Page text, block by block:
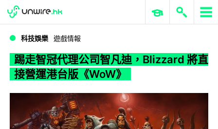
WWDC 2026 ERP 與商業 AI
科技娛樂 遊戲情報
踢走智冠代理公司智凡迪，Blizzard 將直
接營運港台版《WoW》